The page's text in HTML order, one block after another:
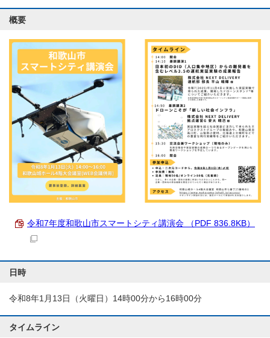
概要
令和7年度和歌山市スマートシティ講演会 （PDF 836.8KB）
日時
令和8年1月13日（火曜日）14時00分から16時00分
タイムライン